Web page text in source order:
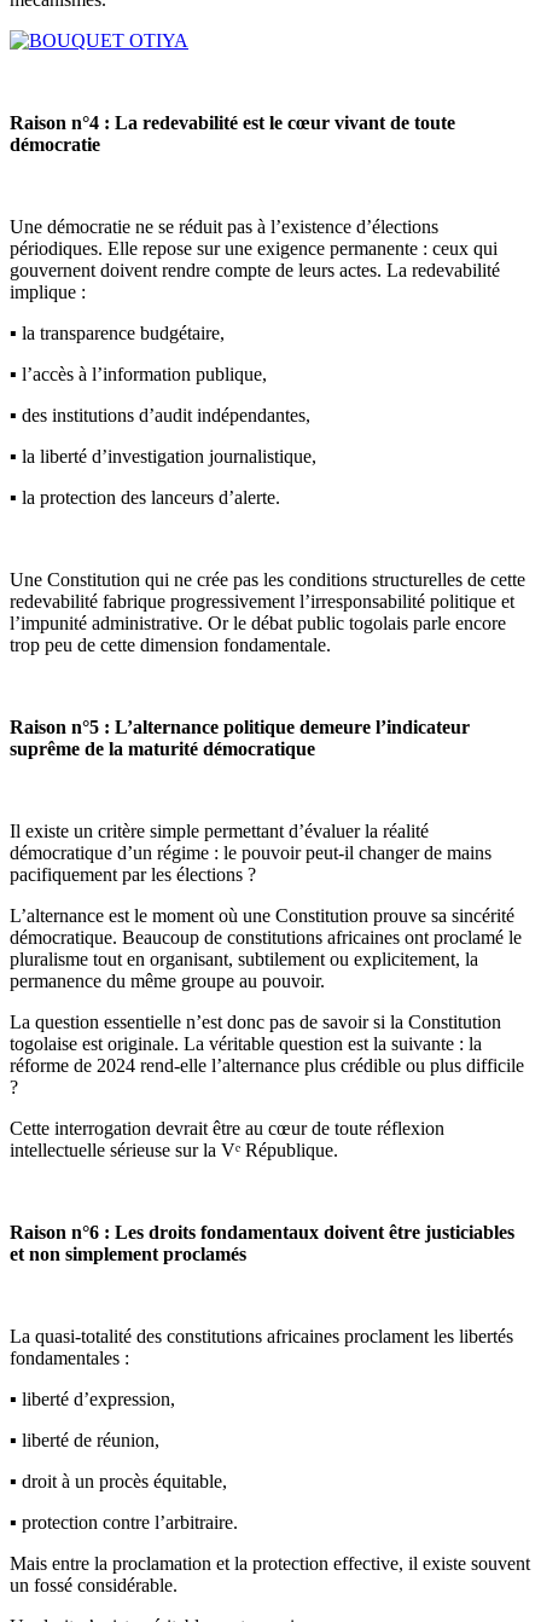
Raison n°4 : La redevabilité est le cœur vivant de toute
démocratie
Une démocratie ne se réduit pas à l’existence d’élections
périodiques. Elle repose sur une exigence permanente : ceux qui
gouvernent doivent rendre compte de leurs actes. La redevabilité
implique :
▪️ la transparence budgétaire,
▪️ l’accès à l’information publique,
▪️ des institutions d’audit indépendantes,
▪️ la liberté d’investigation journalistique,
▪️ la protection des lanceurs d’alerte.
Une Constitution qui ne crée pas les conditions structurelles de cette
redevabilité fabrique progressivement l’irresponsabilité politique et
l’impunité administrative. Or le débat public togolais parle encore
trop peu de cette dimension fondamentale.
Raison n°5 : L’alternance politique demeure l’indicateur
suprême de la maturité démocratique
Il existe un critère simple permettant d’évaluer la réalité
démocratique d’un régime : le pouvoir peut-il changer de mains
pacifiquement par les élections ?
L’alternance est le moment où une Constitution prouve sa sincérité
démocratique. Beaucoup de constitutions africaines ont proclamé le
pluralisme tout en organisant, subtilement ou explicitement, la
permanence du même groupe au pouvoir.
La question essentielle n’est donc pas de savoir si la Constitution
togolaise est originale. La véritable question est la suivante : la
réforme de 2024 rend-elle l’alternance plus crédible ou plus difficile
?
Cette interrogation devrait être au cœur de toute réflexion
intellectuelle sérieuse sur la Vᵉ République.
Raison n°6 : Les droits fondamentaux doivent être justiciables
et non simplement proclamés
La quasi-totalité des constitutions africaines proclament les libertés
fondamentales :
▪️ liberté d’expression,
▪️ liberté de réunion,
▪️ droit à un procès équitable,
▪️ protection contre l’arbitraire.
Mais entre la proclamation et la protection effective, il existe souvent
un fossé considérable.